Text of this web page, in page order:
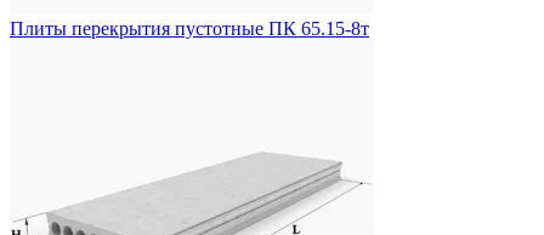
Плиты перекрытия пустотные ПК 65.15-8т